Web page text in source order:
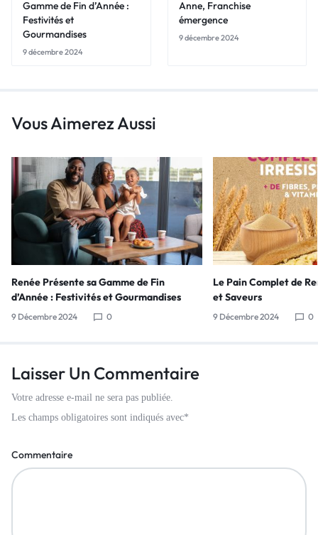
Gamme de Fin d’Année :
Festivités et
Gourmandises
9 décembre 2024
Anne, Franchise
émergence
9 décembre 2024
Vous Aimerez Aussi
Renée Présente sa Gamme de Fin
d’Année : Festivités et Gourmandises
9 Décembre 2024 0
Le Pain Complet de
et Saveurs
9 Décembre 2024 0
Laisser Un Commentaire
Votre adresse e-mail ne sera pas publiée.
Les champs obligatoires sont indiqués avec*
Commentaire